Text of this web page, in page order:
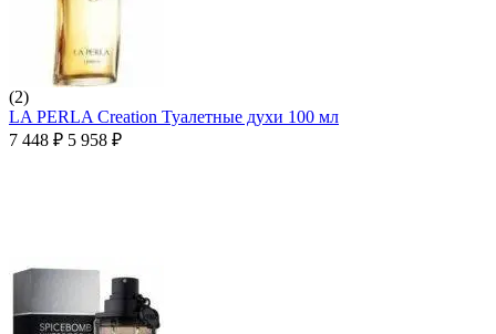
(2)
LA PERLA Creation Туалетные духи 100 мл
7 448 ₽ 5 958 ₽